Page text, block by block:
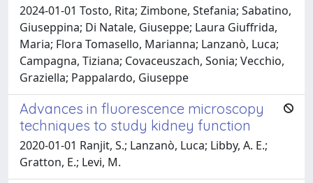
2024-01-01 Tosto, Rita; Zimbone, Stefania; Sabatino,
Giuseppina; Di Natale, Giuseppe; Laura Giuffrida,
Maria; Flora Tomasello, Marianna; Lanzanò, Luca;
Campagna, Tiziana; Covaceuszach, Sonia; Vecchio,
Graziella; Pappalardo, Giuseppe
Advances in fluorescence microscopy
techniques to study kidney function
2020-01-01 Ranjit, S.; Lanzanò, Luca; Libby, A. E.;
Gratton, E.; Levi, M.